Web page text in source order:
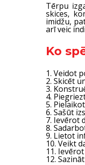
Tērpu
skices,
imidžu,
arī veic
Ko
1. Veidot
2. Skicēt
3.
4.
5.
6. Sašūt
7. Ievērot
8.
9. Lietot
10. Veikt
11.
12.